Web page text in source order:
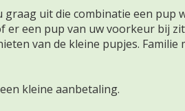
uit die combinatie een pup
een pup van uw voorkeur bij
van de kleine pupjes.
kleine aanbetaling.